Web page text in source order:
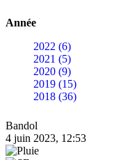
Année
2022 (6)
2021 (5)
2020 (9)
2019 (15)
2018 (36)
Bandol
4 juin 2023, 12:53